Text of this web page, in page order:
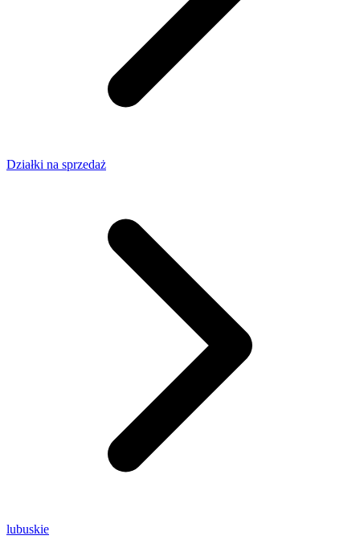
Działki na sprzedaż
lubuskie